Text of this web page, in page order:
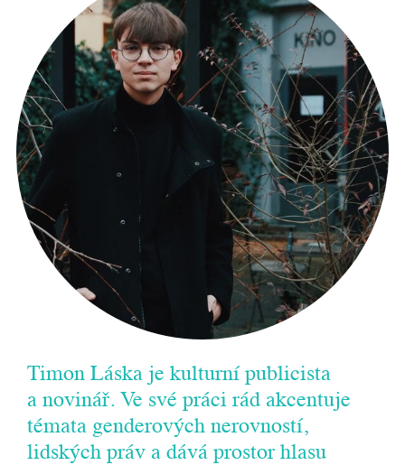
Timon Láska je kulturní publicista
a novinář. Ve své práci rád akcentuje
témata genderových nerovností,
lidských práv a dává prostor hlasu